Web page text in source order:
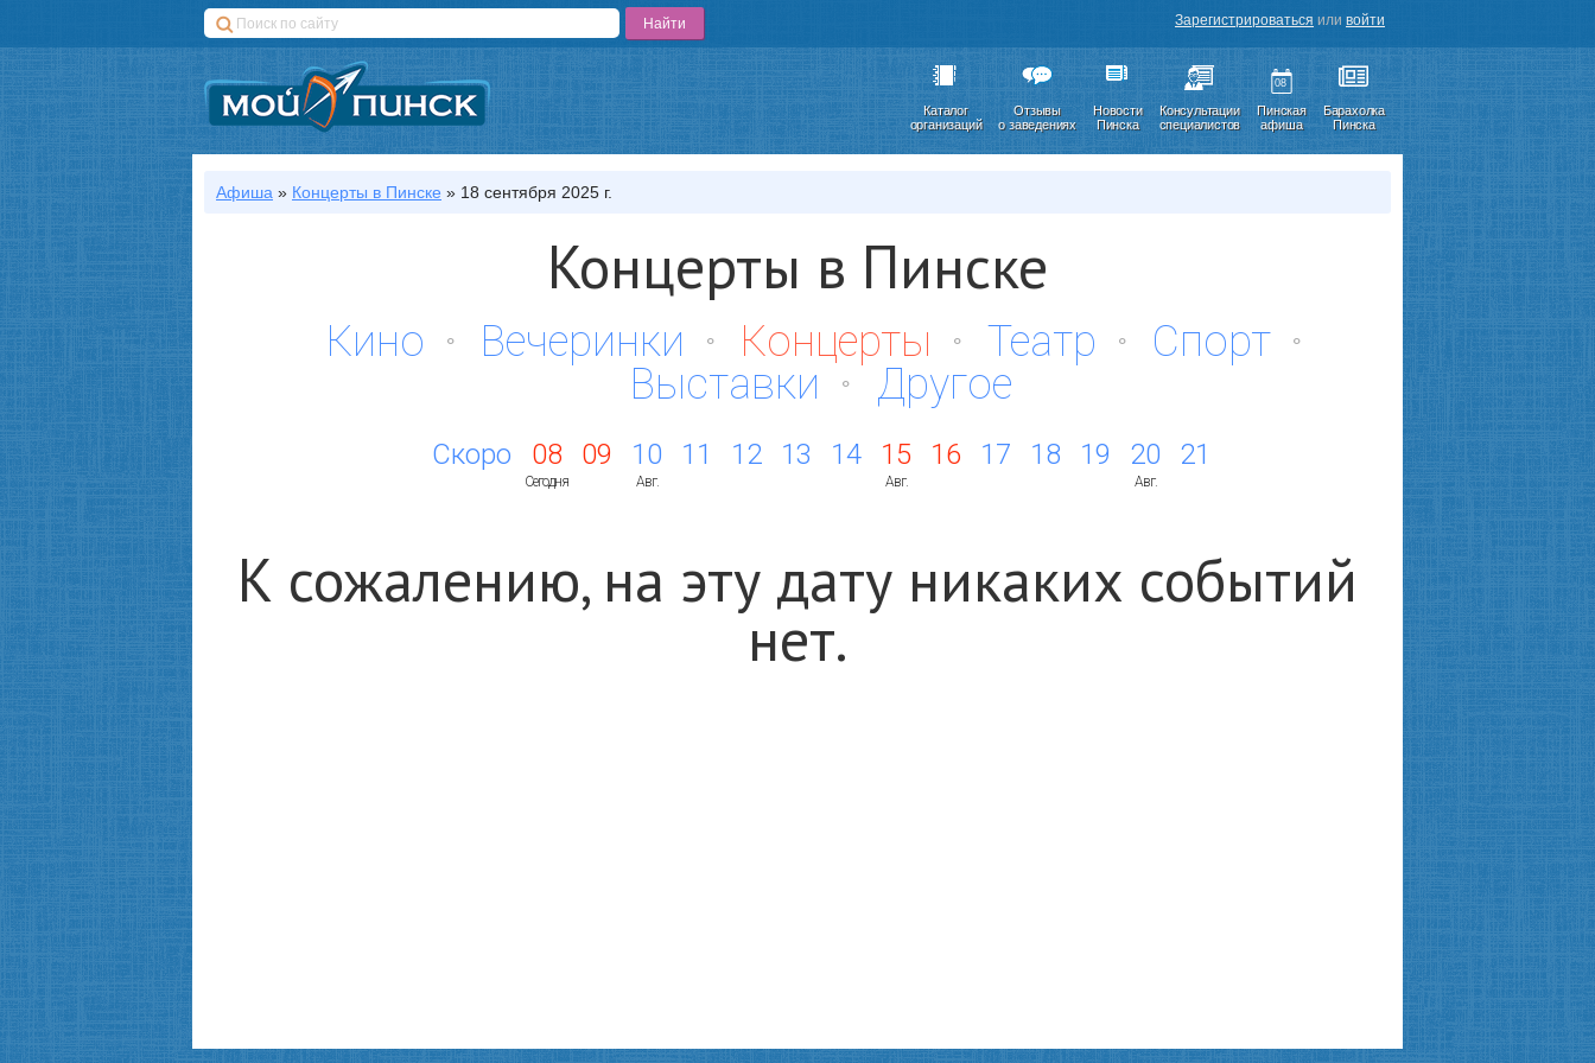
Зарегистрироваться или войти
Каталог
организаций
Отзывы
о заведениях
Новости
Пинска
Консультации
специалистов
08
Пинская
афиша
Барахолка
Пинска
Афиша » Концерты в Пинске » 18 сентября 2025 г.
Концерты в Пинске
Кино Вечеринки Концерты Театр
Спорт
Выставки
Другое
Скоро 08
Сегодня
09 10
Авг.
11 12 13 14 15
Авг.
16 17 18 19 20
Авг.
21
К сожалению, на эту дату никаких событий
нет.